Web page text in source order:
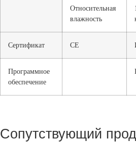
Относительная
влажность
Сертификат СЕ
Программное
обеспечение
Сопутствующий